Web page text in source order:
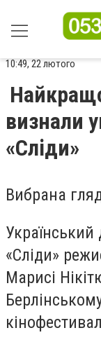
10:49, 22 лютого
визнали
«Сліди»
Вибрана
«Сліди»
Марисі